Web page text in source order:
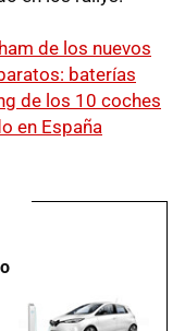
de los nuevos
baterías
de los 10 coches
en España